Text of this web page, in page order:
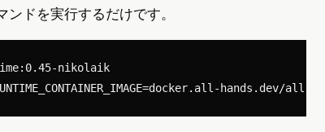
ドを実行するだけです。
nikolaik